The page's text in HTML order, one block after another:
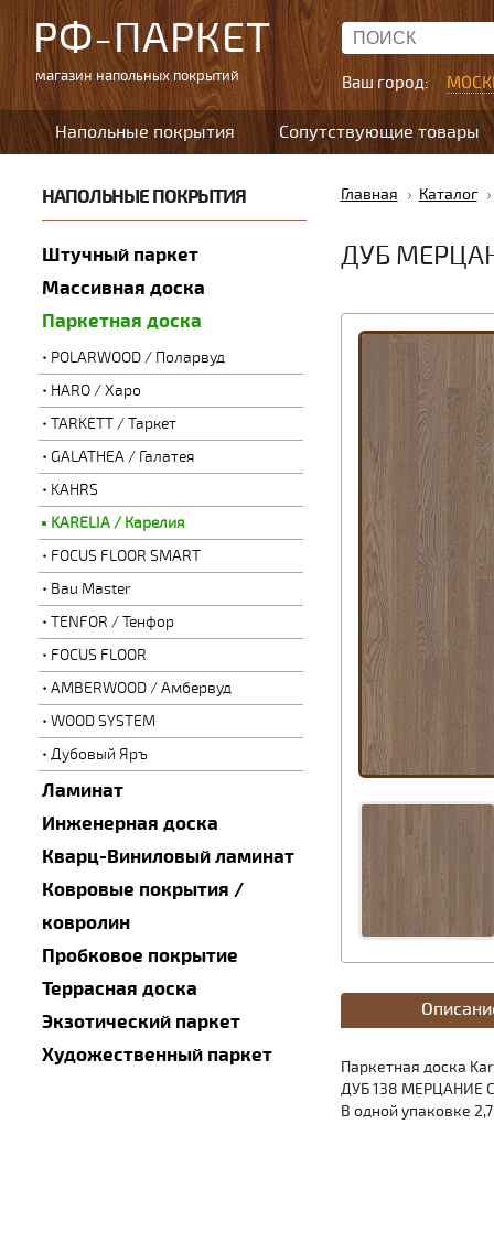
РФ-ПАРКЕТ
магазин напольных покрытий Ваш город:
Напольные покрытия Сопутствующие товары
НАПОЛЬНЫЕ ПОКРЫТИЯ
Штучный паркет
Массивная доска
Паркетная доска
POLARWOOD / Поларвуд
HARO / Харо
TARKETT / Таркет
GALATHEA / Галатея
KAHRS
KARELIA / Карелия
FOCUS FLOOR SMART
Bau Master
TENFOR / Тенфор
FOCUS FLOOR
AMBERWOOD / Амбервуд
WOOD SYSTEM
Дубовый Яръ
Ламинат
Инженерная доска
Кварц-Виниловый ламинат
Ковровые покрытия /
ковролин
Пробковое покрытие
Террасная доска
Экзотический паркет
Художественный паркет
Главная Каталог
ДУБ
Паркетная доска
ДУБ 138 МЕРЦАНИЕ
В одной упаковке